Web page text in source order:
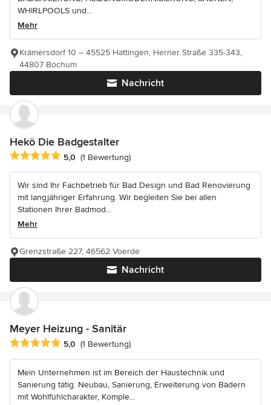
WHIRLPOOLS und...
Mehr
Nachricht
Krämersdorf 10 – 45525 Hattingen, Herner Straße 335-343,
44807 Bochum
Hekö Die Badgestalter
Durchschnittliche Bewertung: 5 von 5 Sternen
5,0 (1 Bewertung)
Wir sind Ihr Fachbetrieb für Bad Design und Bad Renovierung
mit langjähriger Erfahrung. Wir begleiten Sie bei allen
Stationen Ihrer Badmod...
Mehr
Nachricht
Grenzstraße 227, 46562 Voerde
Meyer Heizung - Sanitär
Durchschnittliche Bewertung: 5 von 5 Sternen
5,0 (1 Bewertung)
Mein Unternehmen ist im Bereich der Haustechnik und
Sanierung tätig. Neubau, Sanierung, Erweiterung von Bädern
mit Wohlfühlcharakter, Komple...